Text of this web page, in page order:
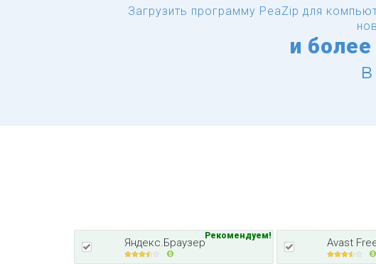
Загрузить программу PeaZip для
и более
Яндекс.Браузер
Рекомендуем!
Avast